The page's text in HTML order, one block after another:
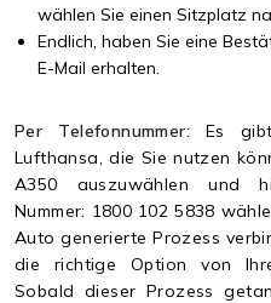
wählen Sie einen Sitzplatz
Endlich, haben Sie eine
E-Mail erhalten.
Per Telefonnummer:Es gibt
Lufthansa, die Sie nutzen
A350 auszuwählen und
Nummer: 1800 102 5838
Auto generierte Prozess
die richtige Option von
Sobald dieser Prozess